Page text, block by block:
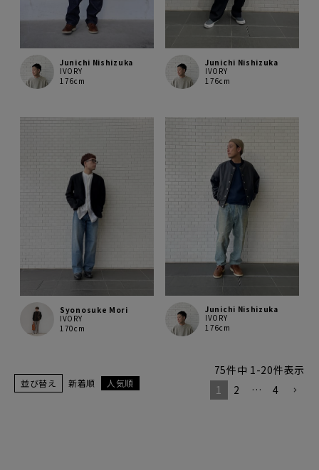
Junichi Nishizuka
IVORY
176cm
Junichi Nishizuka
IVORY
176cm
Syonosuke Mori
IVORY
170cm
Junichi Nishizuka
IVORY
176cm
並び替え 新着順 人気順
75件中 1-20件表示
1
2 … 4